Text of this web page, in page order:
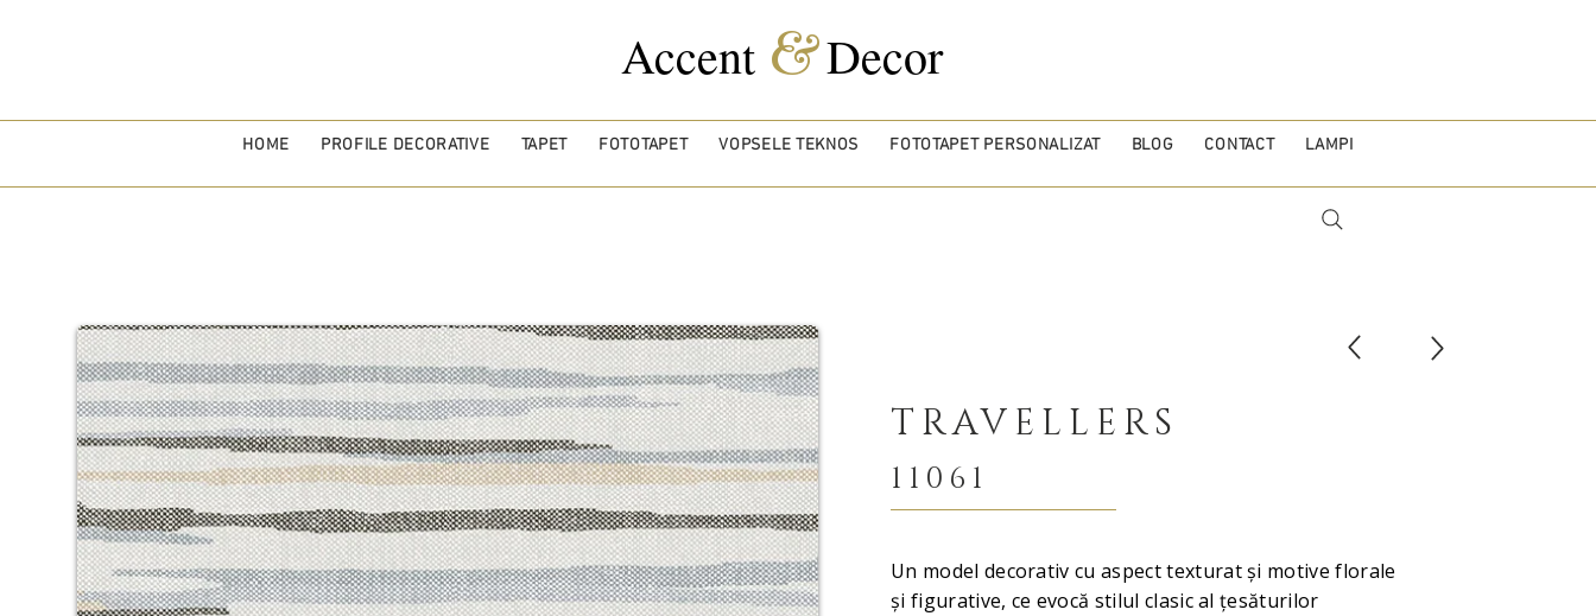
Accent &Decor
HOME PROFILE DECORATIVE TAPET FOTOTAPET VOPSELE TEKNOS FOTOTAPET PERSONALIZAT BLOG CONTACT LAMPI
TRAVELLERS
11061
Un model decorativ cu aspect texturat și motive florale
și figurative, ce evocă stilul clasic al țesăturilor